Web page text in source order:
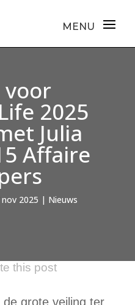
voor
2025
Julia
Affaire
nov 2025 | Nieuws
this post
grote veiling ter